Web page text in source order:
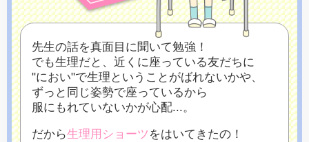
先生の話を真面目に聞いて勉強！
でも生理だと、近くに座っている友だちに
"におい"で生理ということがばれないかや、
ずっと同じ姿勢で座っているから
服にもれていないかが心配...。
だから生理用ショーツ をはいてきたの！